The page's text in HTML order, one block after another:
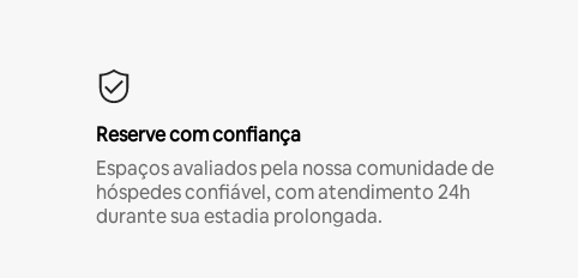
Reserve com confiança
Espaços avaliados pela nossa comunidade de
hóspedes confiável, com atendimento 24h
durante sua estadia prolongada.